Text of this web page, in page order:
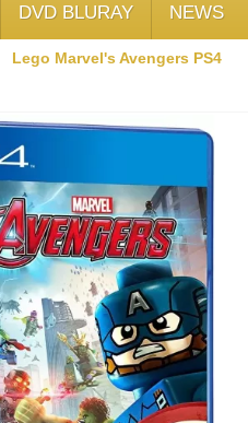
DVD BLURAY NEWS
Lego Marvel's Avengers PS4